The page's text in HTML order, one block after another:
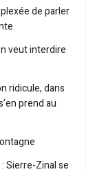
de parler
veut interdire
ridicule, dans
prend au
Sierre-Zinal se